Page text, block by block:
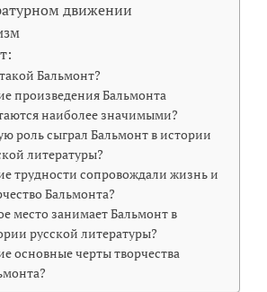
движении
Бальмонт?
произведения Бальмонта
наиболее значимыми?
роль сыграл Бальмонт в истории
литературы?
трудности сопровождали жизнь и
Бальмонта?
место занимает Бальмонт в
русской литературы?
основные черты творчества